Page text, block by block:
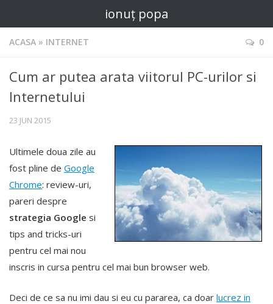
ionuț popa
ACASA » INTERNET 0
Cum ar putea arata viitorul PC-urilor si
Internetului
23 JUN 2015
Ultimele doua zile au
fost pline de Google
Chrome: review-uri,
pareri despre
strategia Google si
tips and tricks-uri
pentru cel mai nou
inscris in cursa pentru cel mai bun browser web.
Deci de ce sa nu imi dau si eu cu pararea, ca doar lucrez in